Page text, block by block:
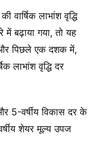
वार्षिक लाभांश वृद्धि
बढ़ाया गया, तो यह
पिछले एक दशक में,
लाभांश वृद्धि दर
5-वर्षीय विकास दर के
शेयर मूल्य उपज